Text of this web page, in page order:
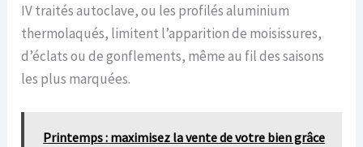
IV traités autoclave, ou les profilés aluminium
thermolaqués, limitent l’apparition de moisissures,
d’éclats ou de gonflements, même au fil des saisons
les plus marquées.
Printemps : maximisez la vente de votre bien grâce